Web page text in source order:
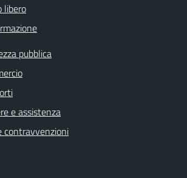
libero
pubblica
e assistenza
contravvenzioni